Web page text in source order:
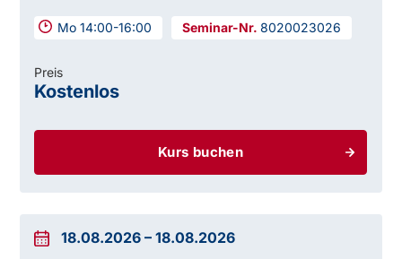
Mo 14:00-16:00 8020023026
Kurs buchen
Preis
Kostenlos
18.08.2026 –18.08.2026